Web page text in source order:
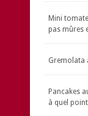
Mini
pas mûres
Gremolata
Pancakes
à quel